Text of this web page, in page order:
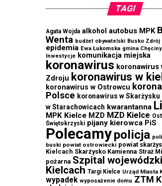
TAGI
Agata Wojda alkohol autobus MPK
Wenta budżet obywatelski Busko Zdrój
epidemia Ewa Łukomska gmina Chęciny
Inwestycje komunikacja miejska
koronawirus koronawirus
Zdroju koronawirus w
koronawirus w Ostrowcu
Polsce koronawirus w Skarżysku
w Starachowicach kwarantanna
MPK Kielce MZD MZD Kielce
Świętokrzyski pijany kierowca PiS
Polecamypolicja
buski powiat ostrowiecki powiat
Kielcach Skarżysko Kamienna Straż
pożarna Szpital
Kielcach Targi Kielce Urząd Miasta
wypadek wyposażenie domu ZTM